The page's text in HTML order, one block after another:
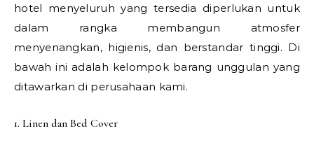
hotel menyeluruh yang tersedia diperlukan untuk
dalam rangka membangun atmosfer
menyenangkan, higienis, dan berstandar tinggi. Di
bawah ini adalah kelompok barang unggulan yang
ditawarkan di perusahaan kami.
1. Linen dan Bed Cover